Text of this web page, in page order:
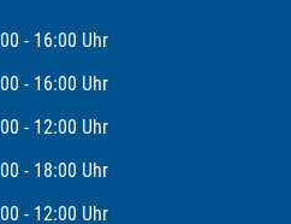
- 16:00 Uhr
- 16:00 Uhr
- 12:00 Uhr
- 18:00 Uhr
- 12:00 Uhr